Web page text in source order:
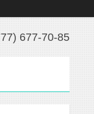
677-70-85